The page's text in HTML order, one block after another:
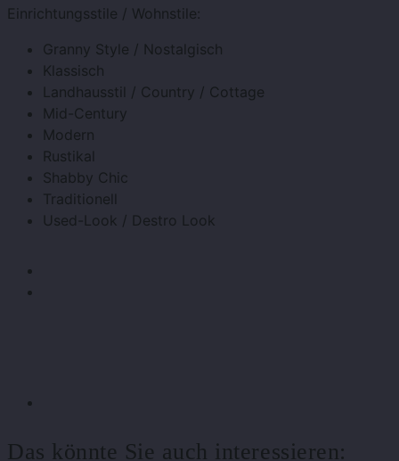
Einrichtungsstile / Wohnstile:
Granny Style / Nostalgisch
Klassisch
Landhausstil / Country / Cottage
Mid-Century
Modern
Rustikal
Shabby Chic
Traditionell
Used-Look / Destro Look
Das könnte Sie auch interessieren: